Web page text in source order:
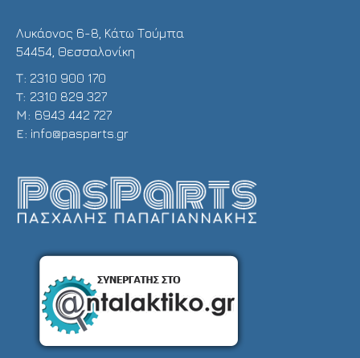
Λυκάονος 6-8, Κάτω Τούμπα
54454, Θεσσαλονίκη
Τ: 2310 900 170
T: 2310 829 327
Μ: 6943 442 727
E: info@pasparts.gr